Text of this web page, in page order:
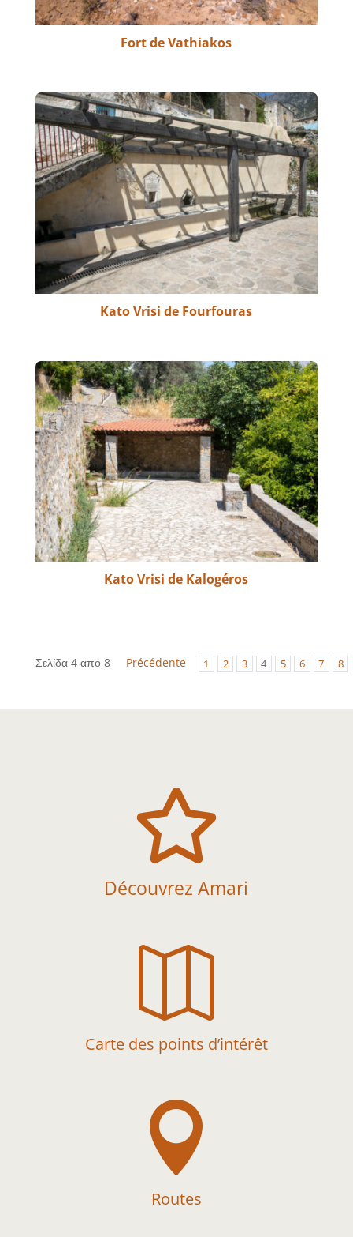
Fort de Vathiakos
Kato Vrisi de Fourfouras
Kato Vrisi de Kalogéros
Σελίδα 4 από 8 Précédente 1 2 3 4 5 6 7 8

Découvrez Amari

Carte des points d’intérêt

Routes